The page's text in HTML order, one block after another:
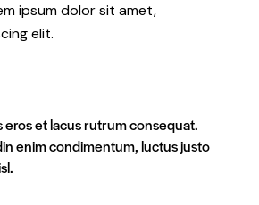
ipsum dolor sit amet,
elit.
et lacus rutrum consequat.
enim condimentum, luctus justo